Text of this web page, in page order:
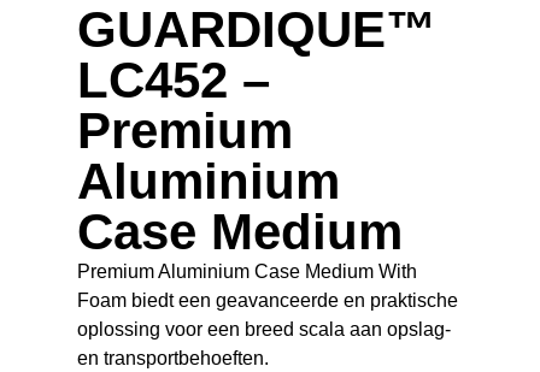
GUARDIQUE™
LC452 –
Premium
Aluminium
Case Medium
Premium Aluminium Case Medium With
Foam biedt een geavanceerde en praktische
oplossing voor een breed scala aan opslag-
en transportbehoeften.